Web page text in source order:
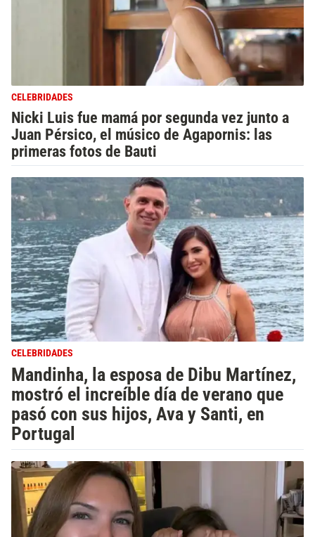
CELEBRIDADES
Nicki Luis fue mamá por segunda vez junto a
Juan Pérsico, el músico de Agapornis: las
primeras fotos de Bauti
CELEBRIDADES
Mandinha, la esposa de Dibu Martínez,
mostró el increíble día de verano que
pasó con sus hijos, Ava y Santi, en
Portugal